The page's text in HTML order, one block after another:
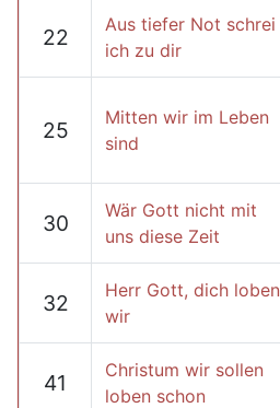
22
Aus tiefer Not schrei
ich zu dir
25
Mitten wir im Leben
sind
30
Wär Gott nicht mit
uns diese Zeit
32
Herr Gott, dich loben
wir
41
Christum wir sollen
loben schon